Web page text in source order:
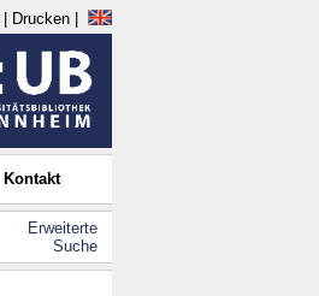
Drucken
Kontakt
Erweiterte
Suche